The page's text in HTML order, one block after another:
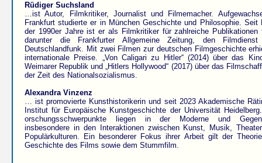
Rüdiger Suchsland
…ist Autor, Filmkritiker, Journalist und Filmemacher.
Frankfurt studierte er in München Geschichte und Philosophie. Seit
der 1990er Jahre ist er als Filmkritiker für zahlreiche Publikationen
darunter die Frankfurter Allgemeine Zeitung, den
Deutschlandfunk. Mit zwei Filmen zur deutschen Filmgeschichte
internationale Preise. „Von Caligari zu Hitler“ (2014) über das
Weimarer Republik und „Hitlers Hollywood“ (2017) über das
der Zeit des Nationalsozialismus.
Alexandra Vinzenz
… ist promovierte Kunsthistorikerin und seit 2023 Akademische
Institut für Europäische Kunstgeschichte der Universität
orschungsschwerpunkte liegen in der Moderne und
insbesondere in den Interaktionen zwischen Kunst, Musik,
Populärkulturen. Ein besonderer Fokus ihrer Arbeit gilt der
Geschichte des Films sowie dem Stummfilm.